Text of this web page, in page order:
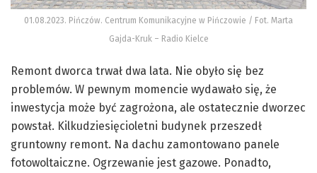
01.08.2023. Pińczów. Centrum Komunikacyjne w Pińczowie / Fot. Marta
Gajda-Kruk – Radio Kielce
Remont dworca trwał dwa lata. Nie obyło się bez
problemów. W pewnym momencie wydawało się, że
inwestycja może być zagrożona, ale ostatecznie dworzec
powstał. Kilkudziesięcioletni budynek przeszedł
gruntowny remont. Na dachu zamontowano panele
fotowoltaiczne. Ogrzewanie jest gazowe. Ponadto,